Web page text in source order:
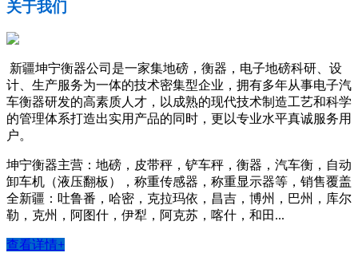
关于我们
新疆坤宁衡器公司是一家集地磅，衡器，电子地磅科研、设
计、生产服务为一体的技术密集型企业，拥有多年从事电子汽
车衡器研发的高素质人才，以成熟的现代技术制造工艺和科学
的管理体系打造出实用产品的同时，更以专业水平真诚服务用
户。
坤宁衡器主营：地磅，皮带秤，铲车秤，衡器，汽车衡，自动
卸车机（液压翻板），称重传感器，称重显示器等，销售覆盖
全新疆：吐鲁番，哈密，克拉玛依，昌吉，博州，巴州，库尔
勒，克州，阿图什，伊犁，阿克苏，喀什，和田...
查看详情+